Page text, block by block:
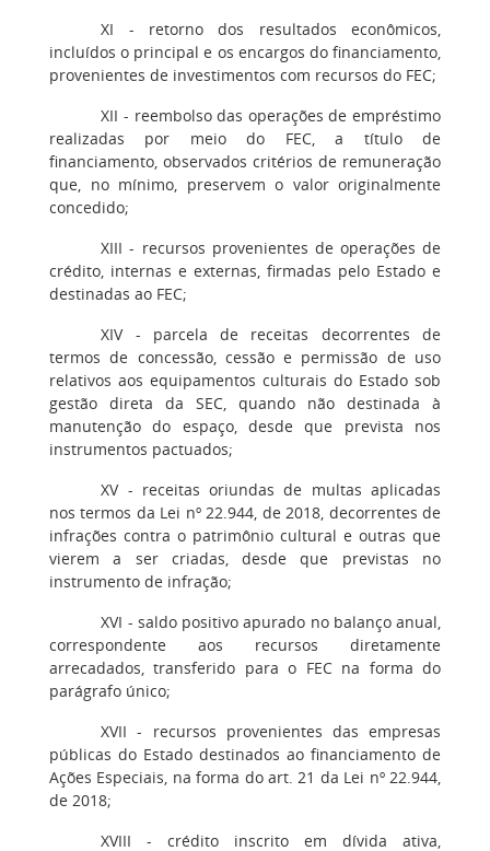
XI - retorno dos resultados econômicos,
incluídos o principal e os encargos do financiamento,
provenientes de investimentos com recursos do FEC;
XII - reembolso das operações de empréstimo
realizadas por meio do FEC, a título de
financiamento, observados critérios de remuneração
que, no mínimo, preservem o valor originalmente
concedido;
XIII - recursos provenientes de operações de
crédito, internas e externas, firmadas pelo Estado e
destinadas ao FEC;
XIV - parcela de receitas decorrentes de
termos de concessão, cessão e permissão de uso
relativos aos equipamentos culturais do Estado sob
gestão direta da SEC, quando não destinada à
manutenção do espaço, desde que prevista nos
instrumentos pactuados;
XV - receitas oriundas de multas aplicadas
nos termos da Lei nº 22.944, de 2018, decorrentes de
infrações contra o patrimônio cultural e outras que
vierem a ser criadas, desde que previstas no
instrumento de infração;
XVI - saldo positivo apurado no balanço anual,
correspondente aos recursos diretamente
arrecadados, transferido para o FEC na forma do
parágrafo único;
XVII - recursos provenientes das empresas
públicas do Estado destinados ao financiamento de
Ações Especiais, na forma do art. 21 da Lei nº 22.944,
de 2018;
XVIII - crédito inscrito em dívida ativa,